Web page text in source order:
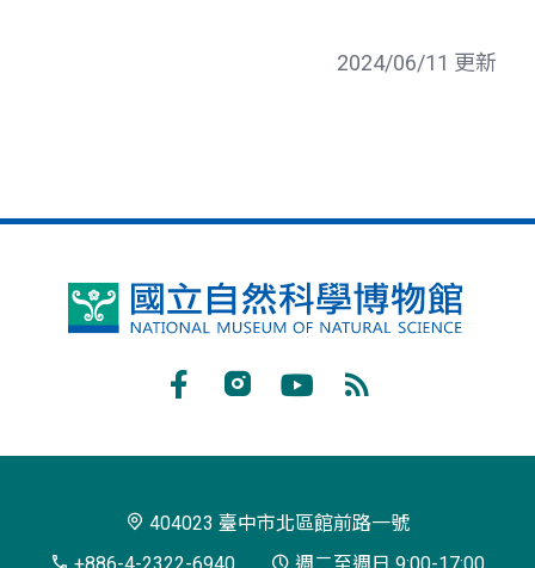
2024/06/11 更新
國
博
閱
404023 臺中市北區館前路一號